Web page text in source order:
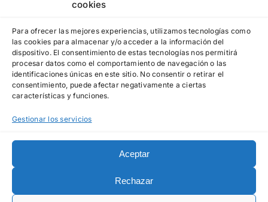
cookies
Para ofrecer las mejores experiencias, utilizamos tecnologías como
las cookies para almacenar y/o acceder a la información del
dispositivo. El consentimiento de estas tecnologías nos permitirá
procesar datos como el comportamiento de navegación o las
identificaciones únicas en este sitio. No consentir o retirar el
consentimiento, puede afectar negativamente a ciertas
características y funciones.
Gestionar los servicios
Aceptar
Rechazar
LEGAL
Aviso legal
Política de privacidad
Política de cookies